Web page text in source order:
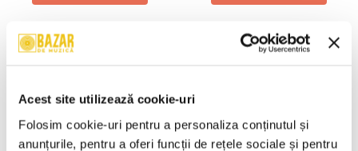
Acest site utilizează cookie-uri
Folosim cookie-uri pentru a personaliza conținutul și
anunțurile, pentru a oferi funcții de rețele sociale și pentru
Alexandra Stan - Saxobeats
Unknown Artist - Povești ,